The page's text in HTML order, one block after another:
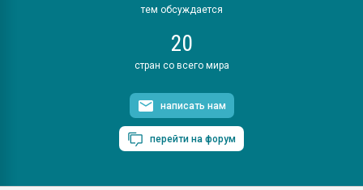
тем обсуждается
20
стран со всего мира
написать нам
перейти на форум